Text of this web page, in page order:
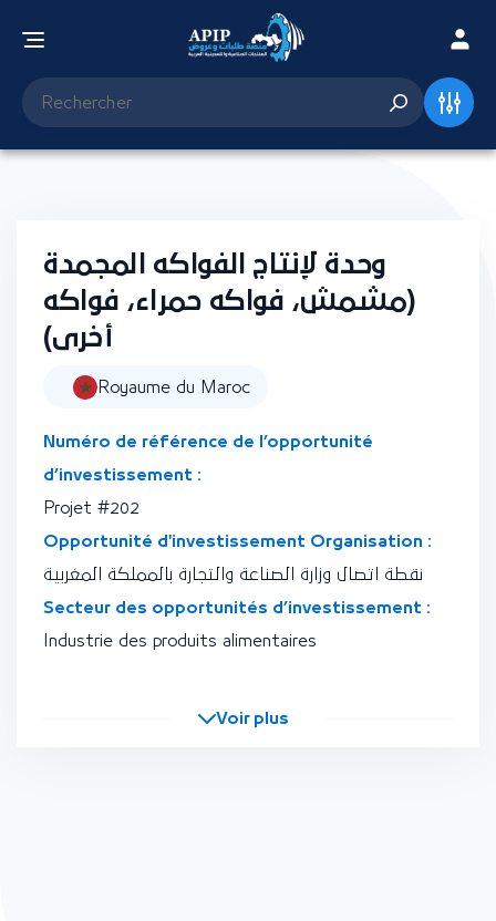
وحدة لإنتاج الفواكه المجمدة
(مشمش، فواكه حمراء، فواكه
أخرى)
Royaume du Maroc
Numéro de référence de l’opportunité
d’investissement :
Projet #202
Opportunité d'investissement Organisation :
نقطة اتصال وزارة الصناعة والتجارة بالمملكة المغربية
Secteur des opportunités d’investissement :
Industrie des produits alimentaires
Voir plus